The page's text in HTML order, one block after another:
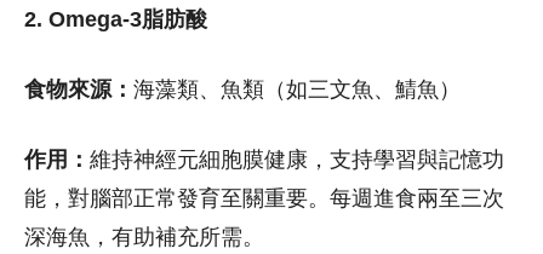
2. Omega-3脂肪酸
食物來源： 海藻類、魚類（如三文魚、鯖魚）
作用： 維持神經元細胞膜健康，支持學習與記憶功
能，對腦部正常發育至關重要。每週進食兩至三次
深海魚，有助補充所需。